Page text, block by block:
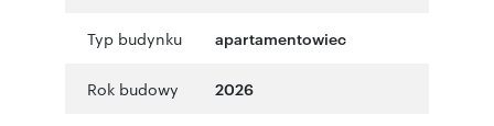
Typ budynku apartamentowiec
Rok budowy 2026